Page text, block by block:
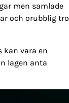
men samlade
och orubblig tro
kan vara en
lagen anta